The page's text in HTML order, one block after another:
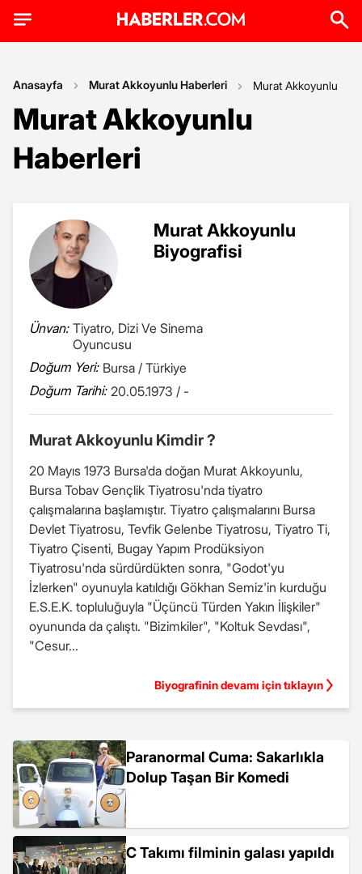
Anasayfa Murat Akkoyunlu Haberleri Murat Akkoyunlu
Murat Akkoyunlu
Haberleri
Murat Akkoyunlu
Biyografisi
Ünvan: Tiyatro, Dizi Ve Sinema
Oyuncusu
Doğum Yeri: Bursa / Türkiye
Doğum Tarihi: 20.05.1973 / -
Murat Akkoyunlu Kimdir ?
20 Mayıs 1973 Bursa'da doğan Murat Akkoyunlu,
Bursa Tobav Gençlik Tiyatrosu'nda tiyatro
çalışmalarına başlamıştır. Tiyatro çalışmalarını Bursa
Devlet Tiyatrosu, Tevfik Gelenbe Tiyatrosu, Tiyatro Ti,
Tiyatro Çisenti, Bugay Yapım Prodüksiyon
Tiyatrosu'nda sürdürdükten sonra, "Godot'yu
İzlerken" oyunuyla katıldığı Gökhan Semiz'in kurduğu
E.S.E.K. topluluğuyla "Üçüncü Türden Yakın İlişkiler"
oyununda da çalıştı. "Bizimkiler", "Koltuk Sevdası",
"Cesur...
Biyografinin devamı için tıklayın
Paranormal Cuma: Sakarlıkla
Dolup Taşan Bir Komedi
C Takımı filminin galası yapıldı